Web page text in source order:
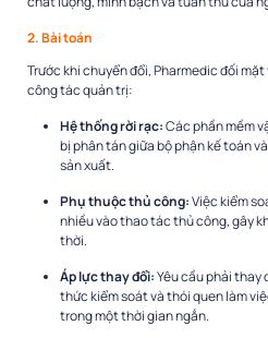
2. Bài toán
Trước khi chuyển đổi, Pharmedic đối
công tác quản trị:
Hệ thống rời rạc:Các phần mềm
bị phân tán giữa bộ phận kế toán
sản xuất.
Phụ thuộc thủ công:Việc kiểm
nhiều vào thao tác thủ công, gây
thời.
Áp lực thay đổi:Yêu cầu phải thay
thức kiểm soát và thói quen làm
trong một thời gian ngắn.